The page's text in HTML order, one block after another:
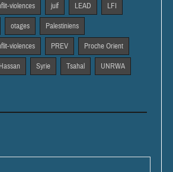
violences juif LEAD LFI
otages Palestiniens
violences PREV Proche Orient
Syrie Tsahal UNRWA